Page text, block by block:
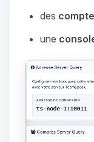
des
une